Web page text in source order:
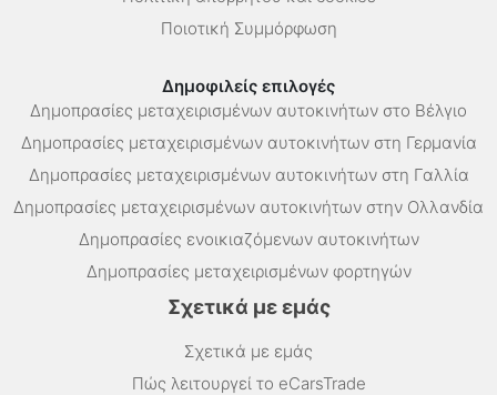
Ποιοτική Συμμόρφωση
Δημοφιλείς επιλογές
Δημοπρασίες μεταχειρισμένων αυτοκινήτων στο Βέλγιο
Δημοπρασίες μεταχειρισμένων αυτοκινήτων στη Γερμανία
Δημοπρασίες μεταχειρισμένων αυτοκινήτων στη Γαλλία
Δημοπρασίες μεταχειρισμένων αυτοκινήτων στην Ολλανδία
Δημοπρασίες ενοικιαζόμενων αυτοκινήτων
Δημοπρασίες μεταχειρισμένων φορτηγών
Σχετικά με εμάς
Σχετικά με εμάς
Πώς λειτουργεί το eCarsTrade